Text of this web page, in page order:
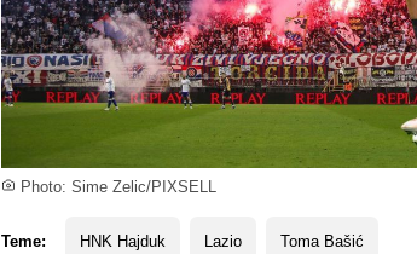
Photo: Sime Zelic/PIXSELL
Teme: HNK Hajduk Lazio Toma Bašić